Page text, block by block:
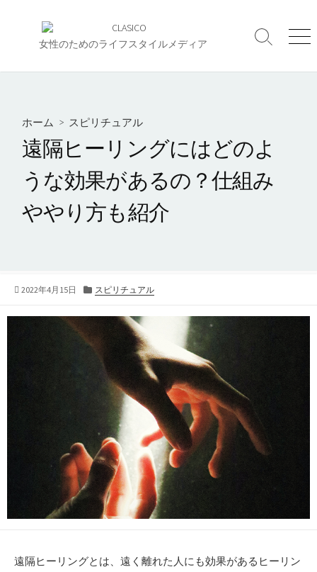
女性のためのライフスタイルメディア
検
切
メ
ュ
ホーム > スピリチュアル
遠隔ヒーリングにはどのよ
うな効果があるの？仕組み
ややり方も紹介
公
日
2022年4月15日
カ
ゴ
スピリチュアル
遠隔ヒーリングとは、遠く離れた人にも効果があるヒーリン